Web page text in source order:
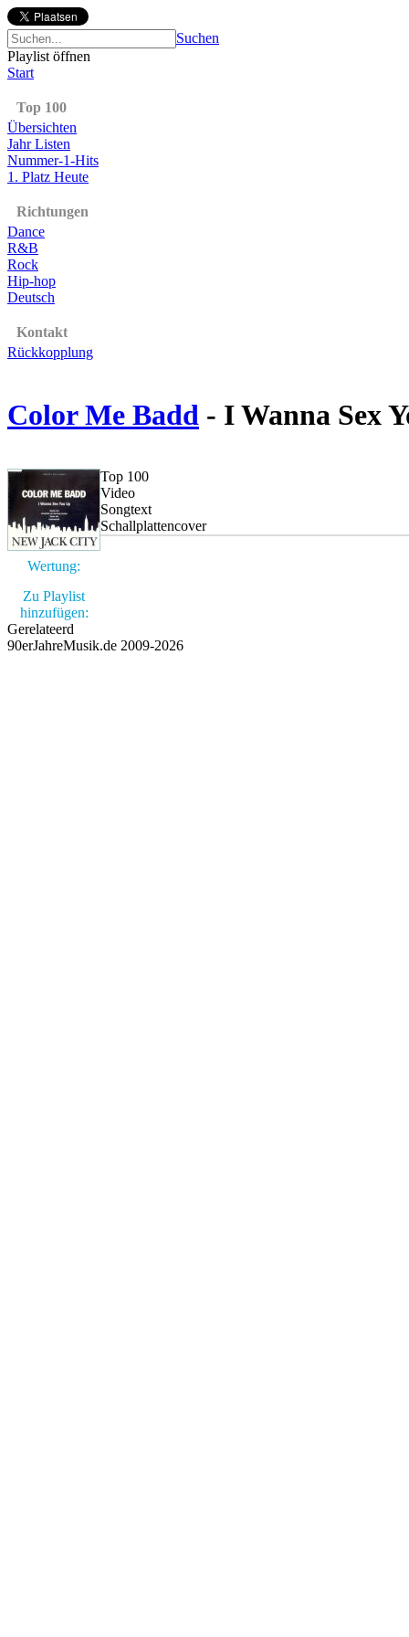
Suchen
Playlist öffnen
Start
Top 100
Übersichten
Jahr Listen
Nummer-1-Hits
1. Platz Heute
Richtungen
Dance
R&B
Rock
Hip-hop
Deutsch
Kontakt
Rückkopplung
Color Me Badd - I Wanna Sex
Wertung:
Zu Playlist
hinzufügen:
Top 100
Video
Songtext
Schallplattencover
Gerelateerd
90erJahreMusik.de 2009-2026